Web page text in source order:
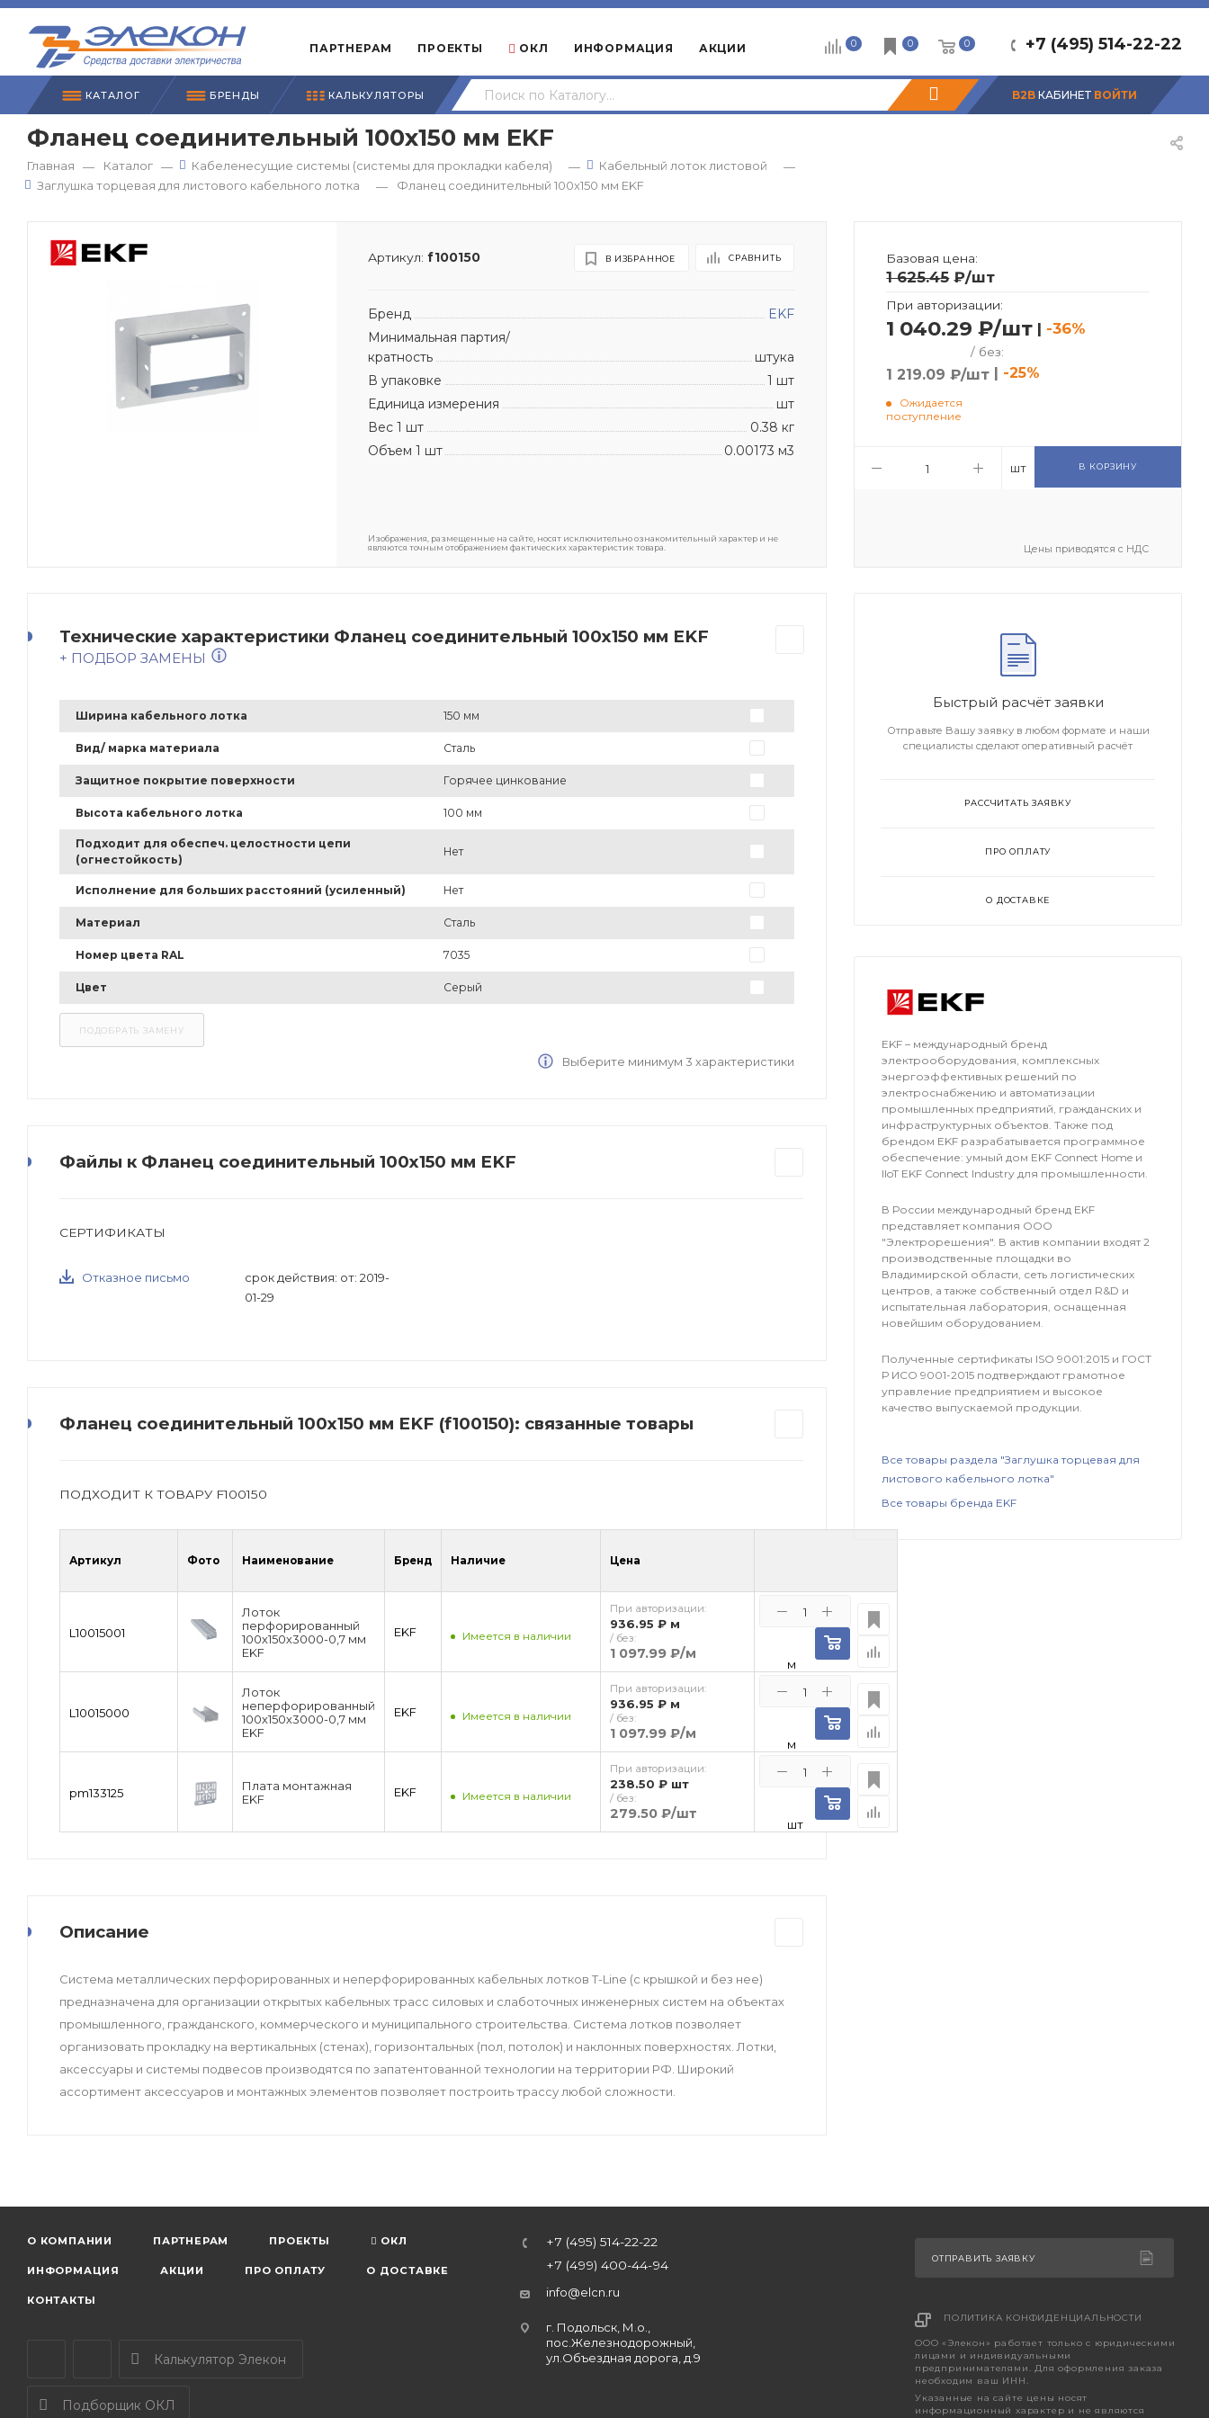
ПАРТНЕРАМ ПРОЕКТЫ ОКЛ ИНФОРМАЦИЯ АКЦИИ +7 (495) 514-22-22
0 0 0
B2B КАБИНЕТ ВОЙТИ
КАТАЛОГ БРЕНДЫ КАЛЬКУЛЯТОРЫ
Фланец соединительный 100x150 мм EKF
Главная — Каталог — Кабеленесущие системы (системы для прокладки кабеля) — Кабельный лоток листовой
—
Заглушка торцевая для листового кабельного лотка
— Фланец соединительный 100x150 мм EKF
Артикул: f100150 В ИЗБРАННОЕ СРАВНИТЬ
Бренд
EKF
Минимальная партия/
кратность
штука
В упаковке
1 шт
Единица измерения
шт
Вес 1 шт
0.38 кг
Объем 1 шт
0.00173 м3
Изображения, размещенные на сайте, носят исключительно ознакомительный характер и не
являются точным отображением фактических характеристик товара.
Базовая цена:
1 625.45₽/шт
При авторизации:
1 040.29 ₽/шт | -36%
/ без:
1 219.09 ₽/шт | -25%
Ожидается
поступление
шт В КОРЗИНУ
Цены приводятся с НДС
Технические характеристики Фланец соединительный 100x150 мм EKF
+ ПОДБОР ЗАМЕНЫ
Ширина кабельного лотка 150 мм
Вид/ марка материала Сталь
Защитное покрытие поверхности Горячее цинкование
Высота кабельного лотка 100 мм
Подходит для обеспеч. целостности цепи
(огнестойкость)
Нет
Исполнение для больших расстояний (усиленный) Нет
Материал Сталь
Номер цвета RAL 7035
Цвет Серый
Выберите минимум 3 характеристики
Файлы к Фланец соединительный 100x150 мм EKF
СЕРТИФИКАТЫ
Отказное письмо
срок действия: от: 2019-
01-29
Фланец соединительный 100x150 мм EKF (f100150): связанные товары
ПОДХОДИТ К ТОВАРУ F100150
Артикул Фото Наименование Бренд Наличие Цена
L10015001
Лоток
перфорированный
100х150х3000-0,7 мм
EKF
EKF Имеется в наличии
При авторизации:
936.95 ₽ м
/ без:
1 097.99 ₽/м
м
L10015000
Лоток
неперфорированный
100х150х3000-0,7 мм
EKF
EKF Имеется в наличии
При авторизации:
936.95 ₽ м
/ без:
1 097.99 ₽/м
м
pm133125
Плата монтажная
EKF
EKF Имеется в наличии
При авторизации:
238.50 ₽ шт
/ без:
279.50 ₽/шт
шт
Описание
Система металлических перфорированных и неперфорированных кабельных лотков T-Line (с крышкой и без нее)
предназначена для организации открытых кабельных трасс силовых и слаботочных инженерных систем на объектах
промышленного, гражданского, коммерческого и муниципального строительства. Система лотков позволяет
организовать прокладку на вертикальных (стенах), горизонтальных (пол, потолок) и наклонных поверхностях. Лотки,
аксессуары и системы подвесов производятся по запатентованной технологии на территории РФ. Широкий
ассортимент аксессуаров и монтажных элементов позволяет построить трассу любой сложности.
Быстрый расчёт заявки
Отправьте Вашу заявку в любом формате и наши
специалисты сделают оперативный расчёт
РАССЧИТАТЬ ЗАЯВКУ
ПРО ОПЛАТУ
О ДОСТАВКЕ
EKF – международный бренд
электрооборудования, комплексных
энергоэффективных решений по
электроснабжению и автоматизации
промышленных предприятий, гражданских и
инфраструктурных объектов. Также под
брендом EKF разрабатывается программное
обеспечение: умный дом EKF Connect Home и
IIoT EKF Connect Industry для промышленности.
В России международный бренд EKF
представляет компания OOO
"Электрорешения". В актив компании входят 2
производственные площадки во
Владимирской области, сеть логистических
центров, а также собственный отдел R&D и
испытательная лаборатория, оснащенная
новейшим оборудованием.
Полученные сертификаты ISO 9001:2015 и ГОСТ
Р ИСО 9001-2015 подтверждают грамотное
управление предприятием и высокое
качество выпускаемой продукции.
Все товары раздела "Заглушка торцевая для
листового кабельного лотка"
Все товары бренда EKF
О КОМПАНИИ ПАРТНЕРАМ ПРОЕКТЫ ОКЛ
ИНФОРМАЦИЯ АКЦИИ ПРО ОПЛАТУ О ДОСТАВКЕ
КОНТАКТЫ
Калькулятор Элекон
Подборщик ОКЛ
+7 (495) 514-22-22
+7 (499) 400-44-94
info@elcn.ru
г. Подольск, М.о.,
пос.Железнодорожный,
ул.Объездная дорога, д.9
ОТПРАВИТЬ ЗАЯВКУ
ПОЛИТИКА КОНФИДЕНЦИАЛЬНОСТИ
ООО «Элекон» работает только с юридическими
лицами и индивидуальными
предпринимателями. Для оформления заказа
необходим ваш ИНН.
Указанные на сайте цены носят
информационный характер и не являются